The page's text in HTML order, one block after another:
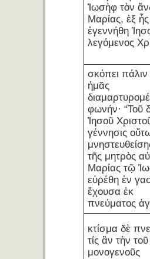
Ἰωσὴφ τὸν
Μαρίας, ἐξ ἧς
ἐγεννήθη
λεγόμενος
σκόπει πάλιν
ἡμᾶς
φωνήν· “Τοῦ
Ἰησοῦ
γέννησις
τῆς μητρὸς
Μαρίας τῷ
εὑρέθη ἐν
ἔχουσα ἐκ
πνεύματος
κτίσμα δὲ
τίς ἂν τὴν τοῦ
μονογενοῦς